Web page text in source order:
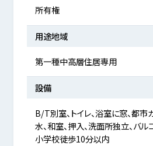
所有権
用途地域
第一種中高層住居専用
設備
B/T別室、トイレ、浴室に窓、都市
水、和室、押入、洗面所独立、バル
小学校徒歩10分以内